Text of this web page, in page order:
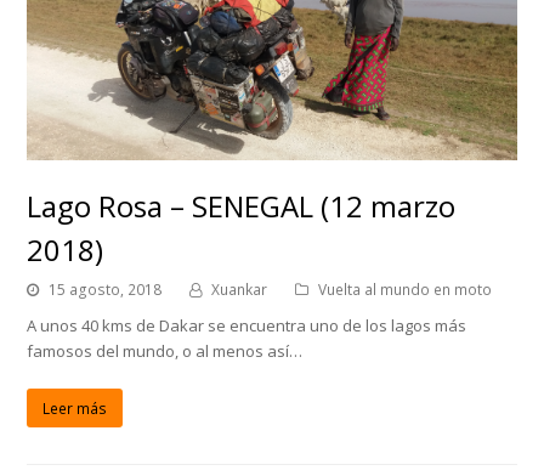
Lago Rosa – SENEGAL (12 marzo
2018)
15 agosto, 2018 Xuankar Vuelta al mundo en moto
A unos 40 kms de Dakar se encuentra uno de los lagos más
famosos del mundo, o al menos así…
Leer más